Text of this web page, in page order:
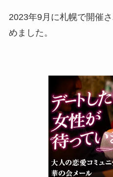
2023年9月に札幌で開催
めました。